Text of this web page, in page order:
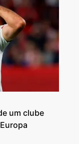
um clube